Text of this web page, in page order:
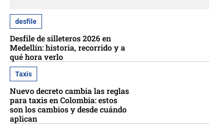
desfile
Desfile de silleteros 2026 en
Medellín: historia, recorrido y a
qué hora verlo
Taxis
Nuevo decreto cambia las reglas
para taxis en Colombia: estos
son los cambios y desde cuándo
aplican